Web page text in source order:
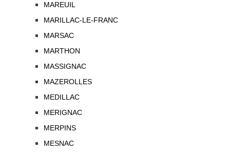
MAREUIL
MARILLAC-LE-FRANC
MARSAC
MARTHON
MASSIGNAC
MAZEROLLES
MEDILLAC
MERIGNAC
MERPINS
MESNAC